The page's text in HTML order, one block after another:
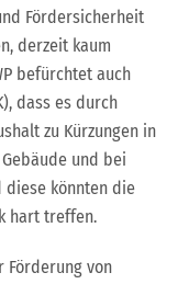
Fördersicherheit
derzeit kaum
befürchtet auch
dass es durch
zu Kürzungen in
und bei
diese könnten die
hart treffen.
Förderung von